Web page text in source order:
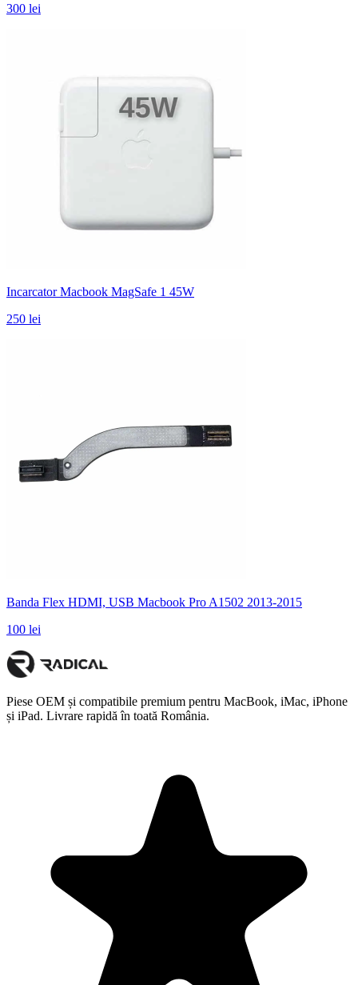
300 lei
Incarcator Macbook MagSafe 1 45W
250 lei
Banda Flex HDMI, USB Macbook Pro A1502 2013-2015
100 lei
Piese OEM și compatibile premium pentru MacBook, iMac, iPhone
și iPad. Livrare rapidă în toată România.